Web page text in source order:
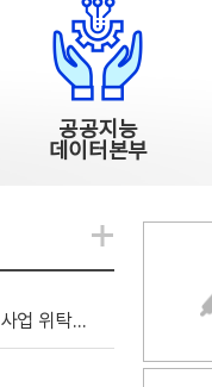
공공지능
데이터본부
[조달입찰공고] 2026년 공공 AI CCTV 전환(울산광역시) 사업 위탁감리
알림관련 더보기